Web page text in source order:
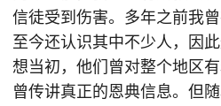
信徒受到伤害。多年之前我
至今还认识其中不少人，因
想当初，他们曾对整个地区
曾传讲真正的恩典信息。但